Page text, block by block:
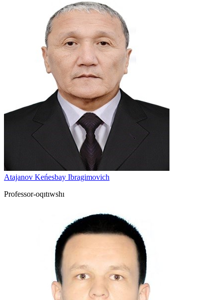
Atajanov Keńesbay Ibragimovich
Professor-oqıtıwshı